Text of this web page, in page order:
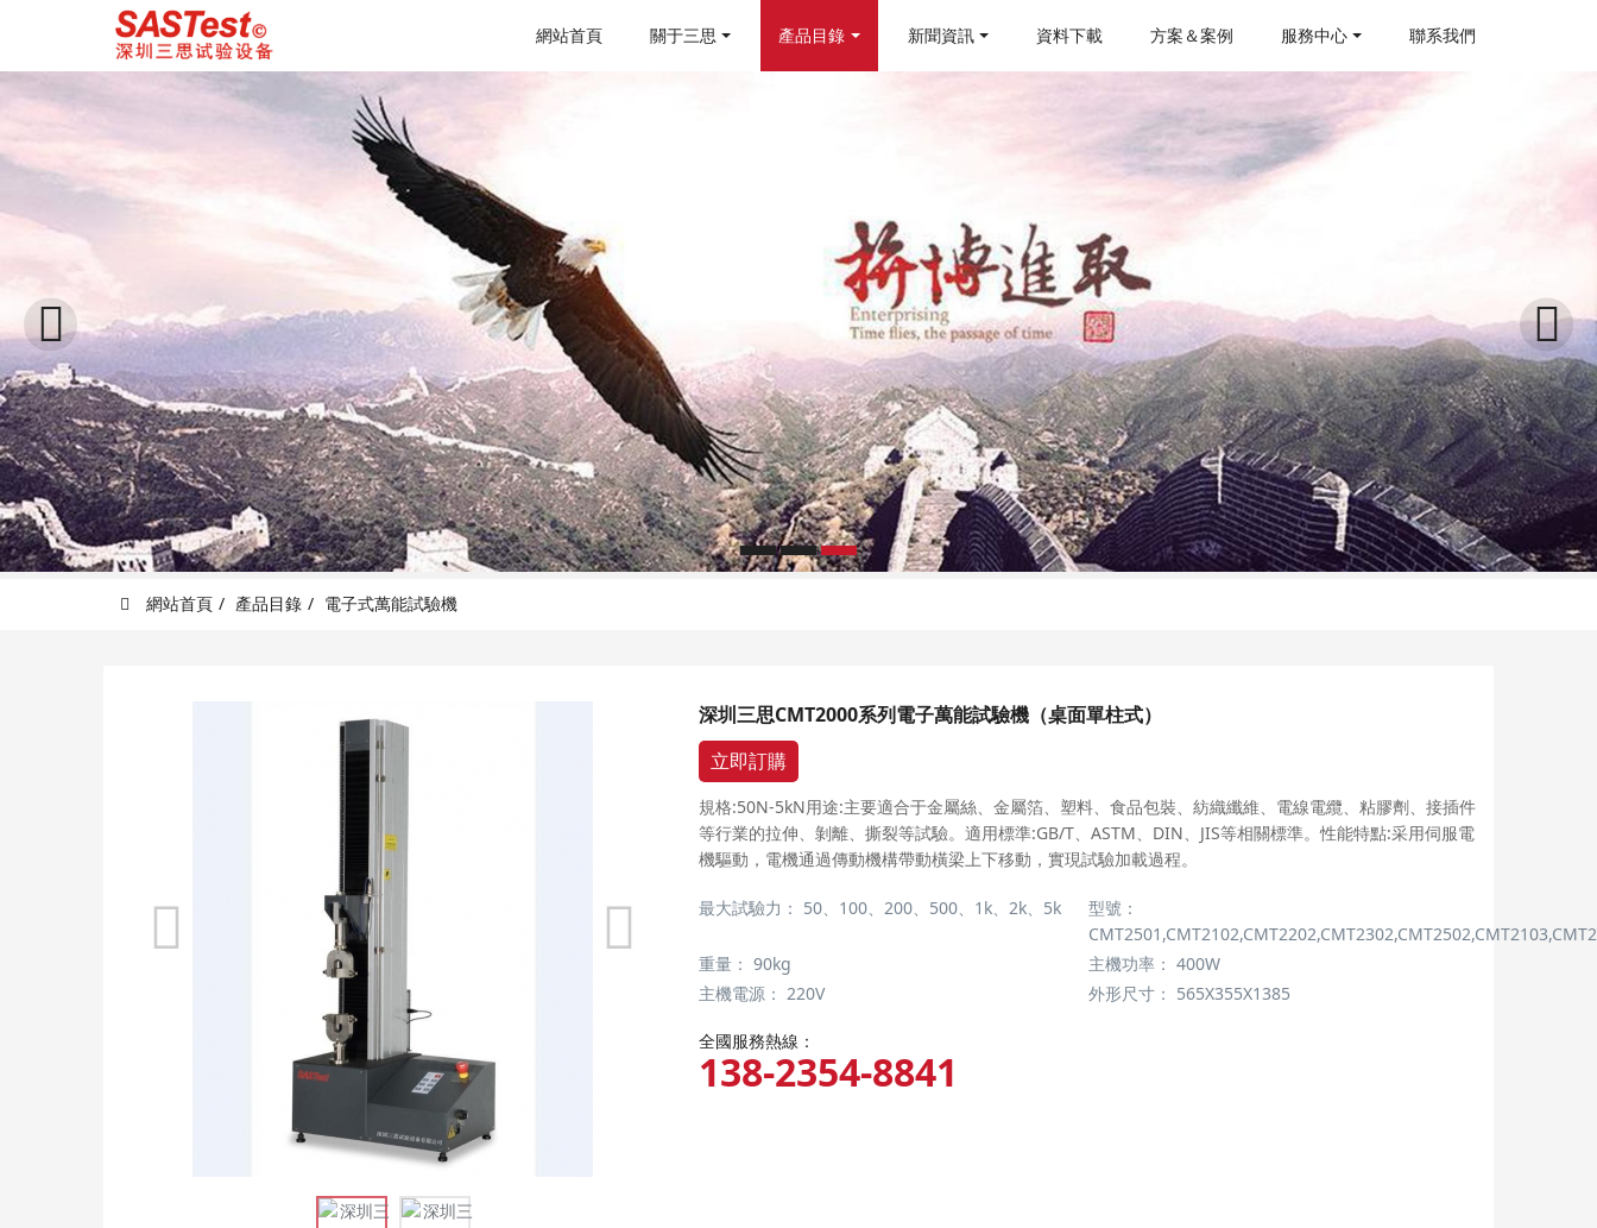
網站首頁 關于三思 產品目錄 新聞資訊 資料下載 方案＆案例 服務中心 聯系我們
網站首頁 產品目錄 電子式萬能試驗機
深圳三思CMT2000系列電子萬能試驗機（桌面單柱式）
立即訂購
規格:50N-5kN用途:主要適合于金屬絲、金屬箔、塑料、食品包裝、紡織纖維、電線電纜、粘膠劑、接插件
等行業的拉伸、剝離、撕裂等試驗。適用標準:GB/T、ASTM、DIN、JIS等相關標準。性能特點:采用伺服電
機驅動，電機通過傳動機構帶動橫梁上下移動，實現試驗加載過程。
最大試驗力： 50、100、200、500、1k、2k、5k
型號：
重量： 90kg 主機功率： 400W
主機電源： 220V 外形尺寸： 565X355X1385
全國服務熱線：
138-2354-8841